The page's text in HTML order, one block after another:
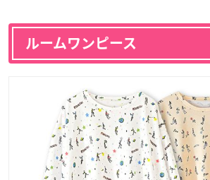
ルームワンピース